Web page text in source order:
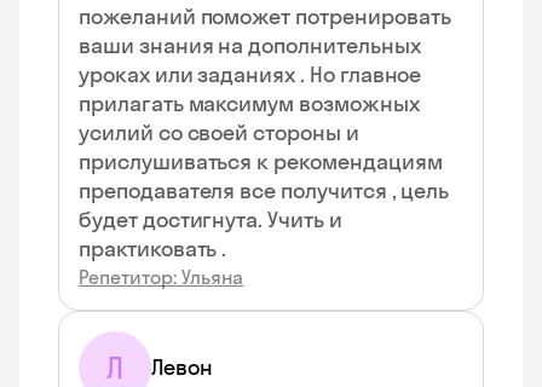
пожеланий поможет потренировать
ваши знания на дополнительных
уроках или заданиях . Но главное
прилагать максимум возможных
усилий со своей стороны и
прислушиваться к рекомендациям
преподавателя все получится , цель
будет достигнута. Учить и
практиковать .
Репетитор: Ульяна
Л
Левон